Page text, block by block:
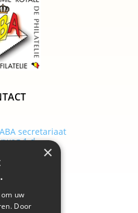
secretariaat
1 d
Latem
:
:
×
uw
Door